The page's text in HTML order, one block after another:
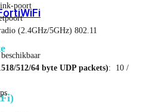
poort
(2.4GHz/5GHz) 802.11
512/64 byte UDP packets): 10 /